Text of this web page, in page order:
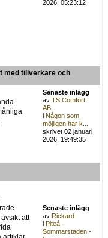
2026, 05:23:12
med tillverkare och
Senaste inlägg
avTS Comfort
AB
iNågon som
möjligen har k...
skrivet 02 januari
2026, 19:49:35
att
Senaste inlägg
avRickard
iPiteå -
Sommarstaden -